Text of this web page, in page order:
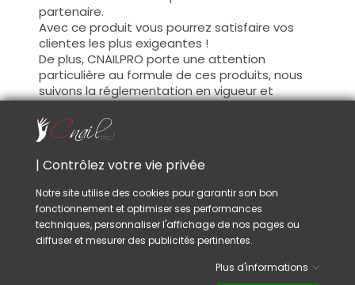
partenaire.
Avec ce produit vous pourrez satisfaire vos
clientes les plus exigeantes !
De plus, CNAILPRO porte une attention
particulière au formule de ces produits, nous
suivons la réglementation en vigueur et
garantissons la conformité de nos produits.
Ceci pour garantir une sécurité d'utilisation
optimale.
Cette couleur s'applique avec son pinceau, de
manière fine, sur la base (il n'est pas
nécessaire de dégraisser la couche de
cohésion) ou sur la construction après limage.
Ce produit s'applique en deux couches,
| Contrôlez votre vie privée
Notre site utilise des cookies pour garantir son bon
fonctionnement et optimiser ses performances
techniques, personnaliser l'affichage de nos pages ou
diffuser et mesurer des publicités pertinentes.
Plus d'informations